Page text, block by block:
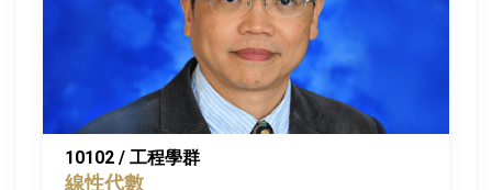
10102 / 工程學群
線性代數